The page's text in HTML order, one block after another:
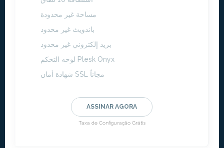
مساحة غير محدودة
باندويث غير محدود
بريد إلكتروني غير محدود
لوحه التحكم Plesk Onyx
شهادة أمان SSL مجاناً
ASSINAR AGORA
Taxa de Configuração Grátis